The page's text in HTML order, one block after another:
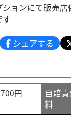
ションにて販売
す
シェアする
円
自賠
料